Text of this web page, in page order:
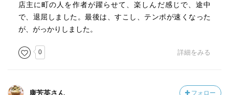
店主に町の人を作者が躍らせて、楽しんだ感じで、途中
で、退屈しました。最後は、すこし、テンポが速くなった
が、がっかりしました。
0 詳細をみる
康芳英さん フォロー